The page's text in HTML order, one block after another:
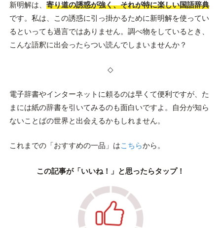
新明解は、 寄り道の誘惑が強く、それが特に楽しい国語辞典
です。私は、この誘惑に引っ掛かるために新明解を使ってい
るといっても過言ではありません。調べ物をしているとき、
こんな語釈に出会ったらつい読んでしまいませんか？
◇
電子辞書やインターネットに頼るのは早くて便利ですが、た
まには紙の辞書を引いてみるのも面白いですよ。自分が知ら
ないことばの世界と出会えるかもしれません。
これまでの「おすすめの一品」はこちらから。
この記事が「いいね！」と思ったらタップ！